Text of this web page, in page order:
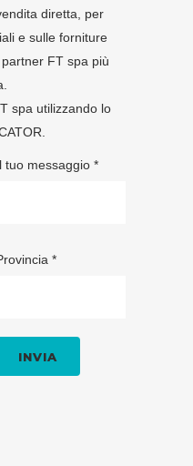
diretta, per
e sulle forniture
FT spa più
spa utilizzando lo
tuo messaggio *
*